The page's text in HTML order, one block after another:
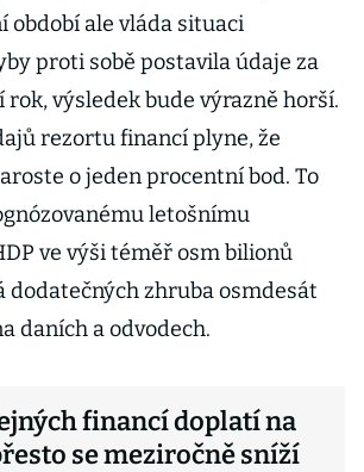
období ale vláda situaci
proti sobě postavila údaje za
rok, výsledek bude výrazně horší.
rezortu financí plyne, že
o jeden procentní bod. To
letošnímu
ve výši téměř osm bilionů
dodatečných zhruba osmdesát
daních a odvodech.
financí doplatí na
se meziročně sníží